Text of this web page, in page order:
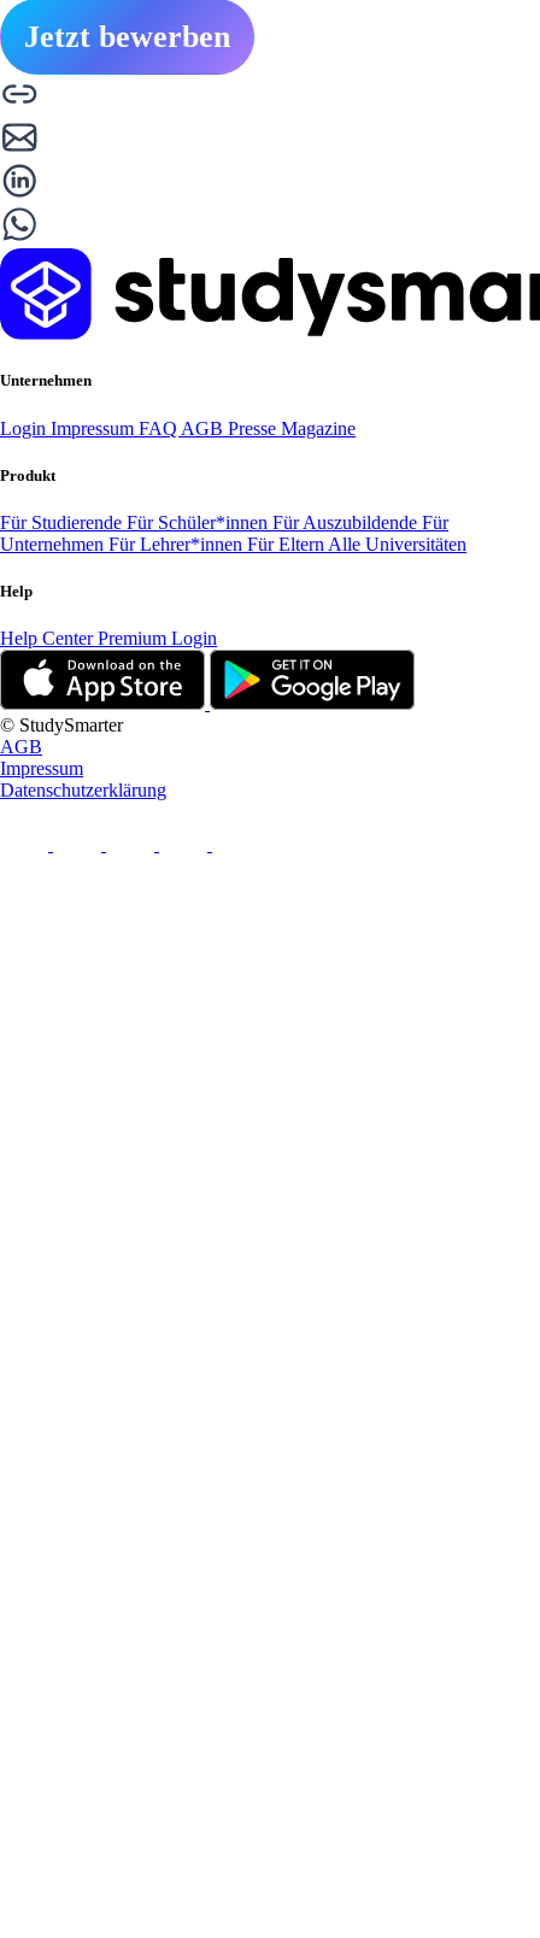
Jetzt bewerben
Unternehmen
Login Impressum FAQ AGB Presse Magazine
Produkt
Für Studierende Für Schüler*innen Für Auszubildende Für
Unternehmen Für Lehrer*innen Für Eltern Alle Universitäten
Help
Help CenterPremium Login
© StudySmarter
AGB
Impressum
Datenschutzerklärung